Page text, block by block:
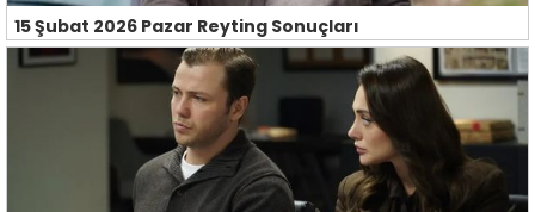
15 Şubat 2026 Pazar Reyting Sonuçları